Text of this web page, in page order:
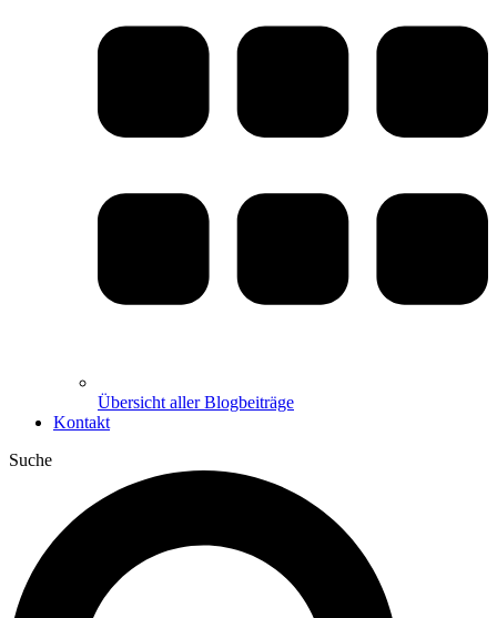
Übersicht aller Blogbeiträge
Kontakt
Suche